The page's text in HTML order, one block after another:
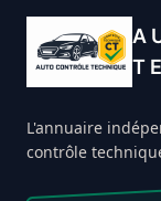
L'annuaire
contrôle